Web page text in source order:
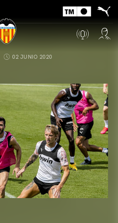
02 JUNIO 2020